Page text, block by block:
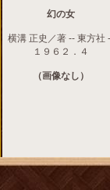
幻の女
横溝 正史／著 -- 東方社
１９６２．４
（画像なし）